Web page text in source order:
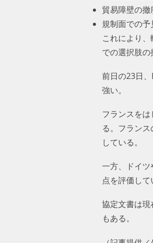
貿易障壁の撤
規制面での予
これにより
での選択肢の
前日の23日
強い。
フランスを
る。フラン
している。
一方、ドイツ
点を評価して
協定文書は現
性もある。